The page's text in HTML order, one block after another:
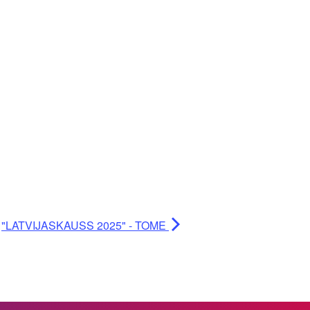
"LATVIJASKAUSS 2025" - TOME